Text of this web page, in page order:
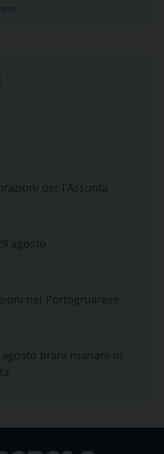
per l’Assunta
agosto
nel Portogruarese
agosto brani mariani in